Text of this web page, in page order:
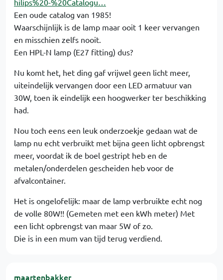
Een oude catalog van 1985!
Waarschijnlijk is de lamp maar ooit 1 keer vervangen
en misschien zelfs nooit.
Een HPL-N lamp (E27 fitting) dus?
Nu komt het, het ding gaf vrijwel geen licht meer,
uiteindelijk vervangen door een LED armatuur van
30W, toen ik eindelijk een hoogwerker ter beschikking
had.
Nou toch eens een leuk onderzoekje gedaan wat de
lamp nu echt verbruikt met bijna geen licht opbrengst
meer, voordat ik de boel gestript heb en de
metalen/onderdelen gescheiden heb voor de
afvalcontainer.
Het is ongelofelijk: maar de lamp verbruikte echt nog
de volle 80W!! (Gemeten met een kWh meter) Met
een licht opbrengst van maar 5W of zo.
Die is in een mum van tijd terug verdiend.
maartenbakker